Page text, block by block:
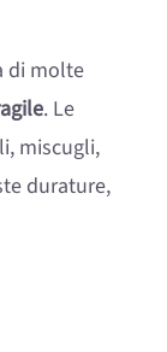
di molte
. Le
miscugli,
durature,